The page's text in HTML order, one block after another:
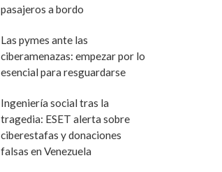
pasajeros a bordo
Las pymes ante las
ciberamenazas: empezar por lo
esencial para resguardarse
Ingeniería social tras la
tragedia: ESET alerta sobre
ciberestafas y donaciones
falsas en Venezuela